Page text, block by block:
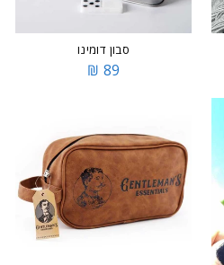
סבון דומינו
89 ₪